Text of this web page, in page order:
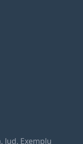
Jud. Exemplu